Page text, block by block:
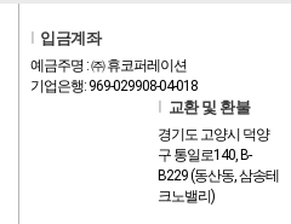
입금계좌
예금주명 : ㈜ 휴코퍼레이션
기업은행: 969-029908-04-018
교환 및 환불
경기도 고양시 덕양
구 통일로140, B-
B229 (동산동, 삼송테
크노밸리)